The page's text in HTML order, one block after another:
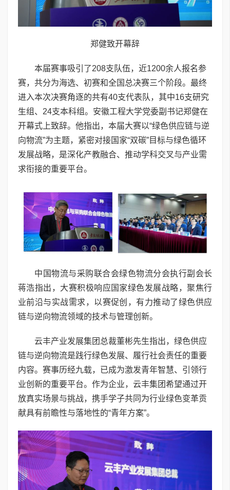
郑健致开幕辞
本届赛事吸引了208支队伍，近1200余人报名参
赛，共分为海选、初赛和全国总决赛三个阶段。最终
进入本次决赛角逐的共有40支代表队，其中16支研究
生组、24支本科组。安徽工程大学党委副书记郑健在
开幕式上致辞。他指出，本届大赛以“绿色供应链与逆
向物流”为主题，紧密对接国家“双碳”目标与绿色循环
发展战略，是深化产教融合、推动学科交叉与产业需
求衔接的重要平台。
中国物流与采购联合会绿色物流分会执行副会长
蒋浩指出，大赛积极响应国家绿色发展战略，聚焦行
业前沿与实战需求，以赛促创，有力推动了绿色供应
链与逆向物流领域的技术与管理创新。
云丰产业发展集团总裁董彬先生指出，绿色供应
链与逆向物流是践行绿色发展、履行社会责任的重要
内容。赛事历经九载，已成为激发青年智慧、引领行
业创新的重要平台。作为企业，云丰集团希望通过开
放真实场景与挑战，携手学子共同为行业绿色变革贡
献具有前瞻性与落地性的“青年方案”。